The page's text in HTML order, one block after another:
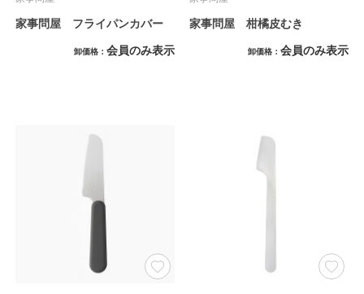
家事問屋 フライパンカバー
卸価格 会員のみ表示
家事問屋 柑橘皮むき
卸価格 会員のみ表示